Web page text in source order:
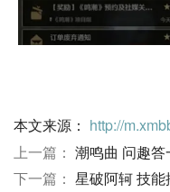
本文来源： http://
上一篇： 潮鸣曲 问趣答
下一篇： 星破阿轲 技能